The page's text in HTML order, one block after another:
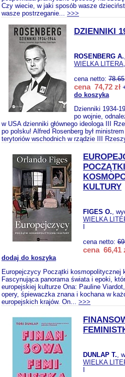
Czy wiecie, w jaki sposób wasze
wasze postrzeganie... >>>
DZIENNIKI
ROSENBERG A.
WIELKA LITERA
cena netto: 78.65
cena 74,72 zł
do koszyka
Dzienniki 1934-
po wojnie,
w USA dzienniki głównego ideologa III
po polsku! Alfred Rosenberg był
terytoriów wschodnich w rządzie III
POCZĄTKI
KULTURY
FIGES O.,
WIELKA
cena netto:
cena 66,41
dodaj do koszyka
Europejczycy Początki kosmopolitycznej
Fascynująca panorama świata i epoki,
europejskiej kulturze Ona: Pauline
opery, śpiewaczka znana i kochana w
europejskich krajów. On... >>>
DUNLAP T.,
WIELKA